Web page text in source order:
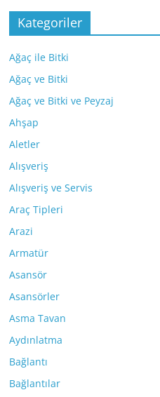
Kategoriler
Ağaç ile Bitki
Ağaç ve Bitki
Ağaç ve Bitki ve Peyzaj
Ahşap
Aletler
Alışveriş
Alışveriş ve Servis
Araç Tipleri
Arazi
Armatür
Asansör
Asansörler
Asma Tavan
Aydınlatma
Bağlantı
Bağlantılar